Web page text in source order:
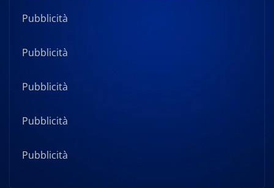
Pubblicità
Pubblicità
Pubblicità
Pubblicità
Pubblicità